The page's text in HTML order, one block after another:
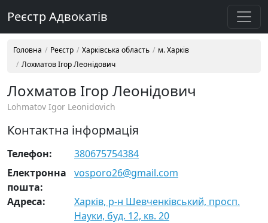
Реєстр Адвокатів
Головна Реєстр Харківська область
м. Харків
Лохматов Ігор Леонідович
Лохматов Ігор Леонідович
Lohmatov Igor Leonidovich
Контактна інформація
Телефон:
380675754384
Електронна
пошта:
vosporo26@gmail.com
Адреса:
Харків, р-н Шевченківський, просп.
Науки, буд. 12, кв. 20